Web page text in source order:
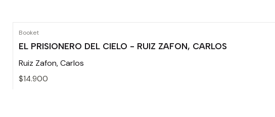
Booket
EL PRISIONERO DEL CIELO - RUIZ ZAFON, CARLOS
Ruiz Zafon, Carlos
$14.900